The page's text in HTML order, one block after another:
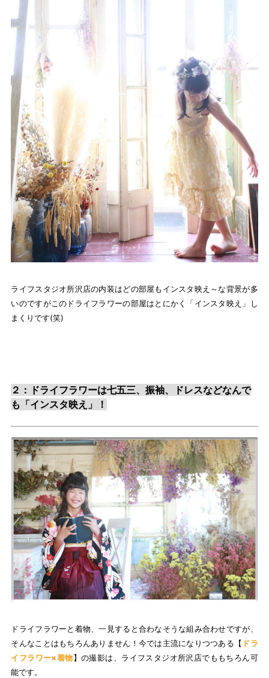
ライフスタジオ所沢店の内装はどの部屋もインスタ映え～な背景が多
いのですがこのドライフラワーの部屋はとにかく「インスタ映え」し
まくりです(笑)
２：ドライフラワーは七五三、振袖、ドレスなどなんで
も「インスタ映え」！
ドライフラワーと着物、一見すると合わなそうな組み合わせですが、
そんなことはもちろんありません！今では主流になりつつある【 ドラ
イフラワー×着物】の撮影は、ライフスタジオ所沢店でももちろん可
能です。